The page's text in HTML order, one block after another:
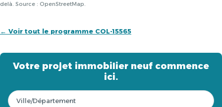
delà. Source : OpenStreetMap.
← Voir tout le programme COL-15565
Votre projet immobilier neuf commence
ici.